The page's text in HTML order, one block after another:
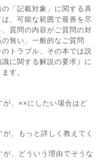
「記載対象」に関する具
、可能な範囲で最善を尽
質問の内容がご質問の対
無い、一般的なご質問
トラブル、その本では説
に関する解説の要求）に
す。
が、××にしたい場合はど
が、もっと詳しく教えてく
が、どういう理由でそうな